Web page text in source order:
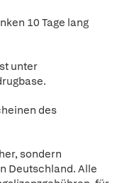
10 Tage lang
unter
des
sondern
Deutschland. Alle